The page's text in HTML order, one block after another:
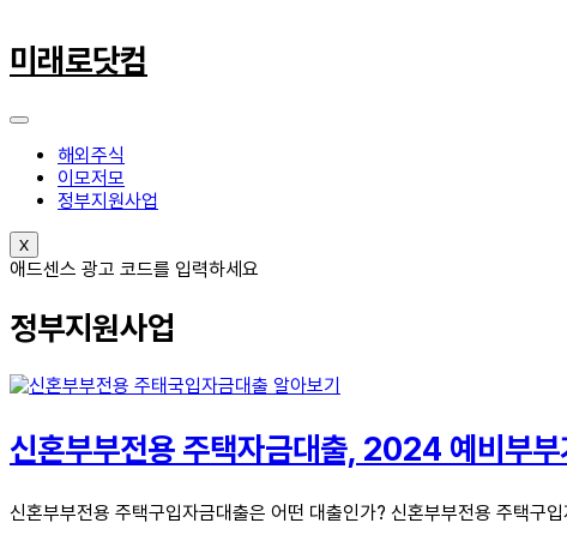
텐
츠
건
미래로닷컴
해외주식
이모저모
정부지원사업
X
애드센스 광고 코드를 입력하세요
정부지원사업
신혼부부전용 주택자금대출, 2024 예비부부
신혼부부전용 주택구입자금대출은 어떤 대출인가? 신혼부부전용 주택구